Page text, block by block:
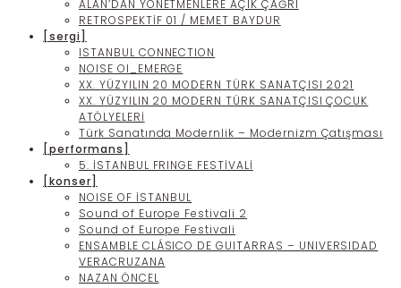
ALAN’DAN YÖNETMENLERE AÇIK ÇAĞRI
RETROSPEKTİF 01 / MEMET BAYDUR
[sergi]
ISTANBUL CONNECTION
NOISE OI_EMERGE
XX. YÜZYILIN 20 MODERN TÜRK SANATÇISI 2021
XX. YÜZYILIN 20 MODERN TÜRK SANATÇISI ÇOCUK
ATÖLYELERİ
Türk Sanatında Modernlik – Modernizm Çatışması
[performans]
5. İSTANBUL FRINGE FESTİVALİ
[konser]
NOISE OF İSTANBUL
Sound of Europe Festivali 2
Sound of Europe Festivali
ENSAMBLE CLÁSICO DE GUITARRAS – UNIVERSIDAD
VERACRUZANA
NAZAN ÖNCEL